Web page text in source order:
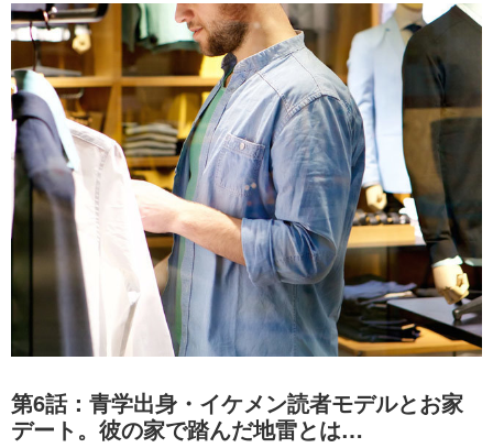
第6話：青学出身・イケメン読者モデルとお家
デート。彼の家で踏んだ地雷とは…